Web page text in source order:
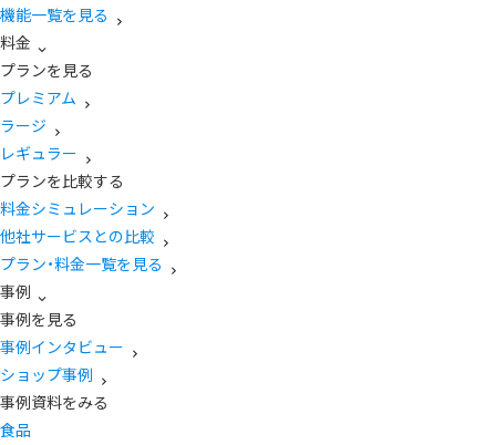
機能一覧を見る
料金
プランを見る
プレミアム
ラージ
レギュラー
プランを比較する
料金シミュレーション
他社サービスとの比較
プラン・料金一覧を見る
事例
事例を見る
事例インタビュー
ショップ事例
事例資料をみる
食品